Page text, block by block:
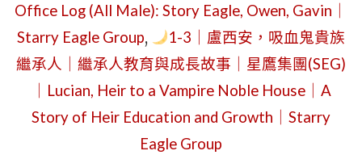
STARRY
EAGLE
OFFICE
期
日）
｜
星
空
Office Log (All Male): Story Eagle, Owen, Gavin｜
Starry Eagle Group,
1-3｜盧西安，吸血鬼貴族
繼承人｜繼承人教育與成長故事｜星鷹集團(SEG)
｜Lucian, Heir to a Vampire Noble House｜A
Story of Heir Education and Growth｜Starry
Eagle Group